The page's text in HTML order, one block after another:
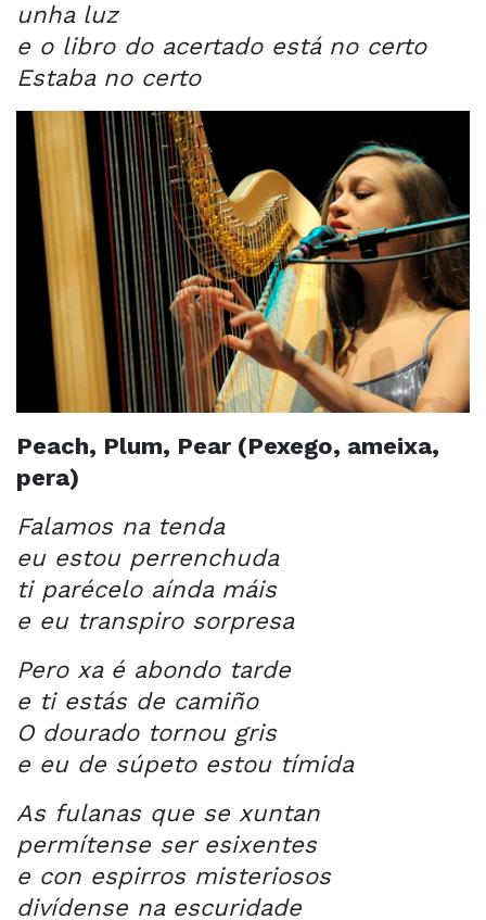
unha luz
e o libro do acertado está no certo
Estaba no certo
Peach, Plum, Pear (Pexego, ameixa,
pera)
Falamos na tenda
eu estou perrenchuda
ti parécelo aínda máis
e eu transpiro sorpresa
Pero xa é abondo tarde
e ti estás de camiño
O dourado tornou gris
e eu de súpeto estou tímida
As fulanas que se xuntan
permítense ser esixentes
e con espirros misteriosos
divídense na escuridade